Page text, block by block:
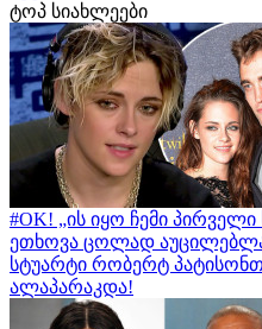
ტოპ სიახლეები
#OK! „ის იყო ჩემი
ეთხოვა ცოლად
სტუარტი რობერტ
ალაპარაკდა!